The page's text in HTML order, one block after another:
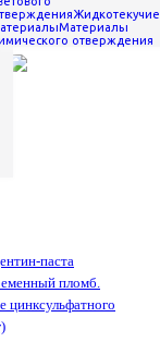
Жидкотекучие
Материалы
отверждения
паста
пломб.
цинксульфатного